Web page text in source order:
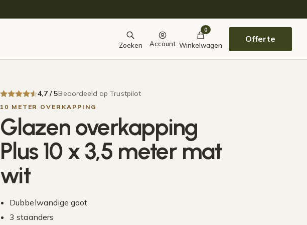
Zoeken Account
0
Winkelwagen
Offerte
4,7 / 5Beoordeeld op Trustpilot
10 METER OVERKAPPING
Glazen overkapping
Plus 10 x 3,5 meter mat
wit
Dubbelwandige goot
3 staanders